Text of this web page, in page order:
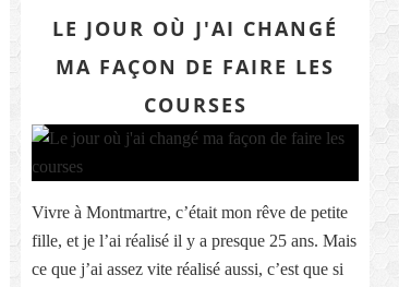
LE JOUR OÙ J'AI CHANGÉ
MA FAÇON DE FAIRE LES
COURSES
Vivre à Montmartre, c’était mon rêve de petite
fille, et je l’ai réalisé il y a presque 25 ans. Mais
ce que j’ai assez vite réalisé aussi, c’est que si